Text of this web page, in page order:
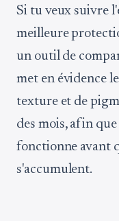
Si tu veux suivre
meilleure
un outil de
met en évidence
texture et de
des mois, afin
fonctionne avant
s'accumulent.